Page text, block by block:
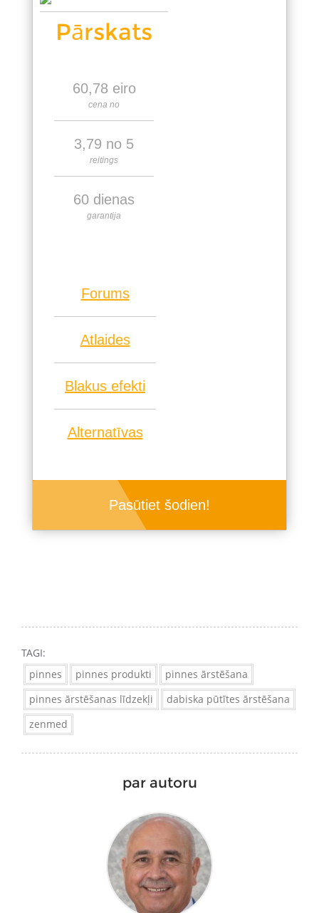
Pārskats
60,78 eiro
cena no
3,79 no 5
reitings
60 dienas
garantija
Forums
Atlaides
Blakus efekti
Alternatīvas
Pasūtiet šodien!
TAGI:
pinnes
pinnes produkti
pinnes ārstēšana
pinnes ārstēšanas līdzekļi
dabiska pūtītes ārstēšana
zenmed
par autoru